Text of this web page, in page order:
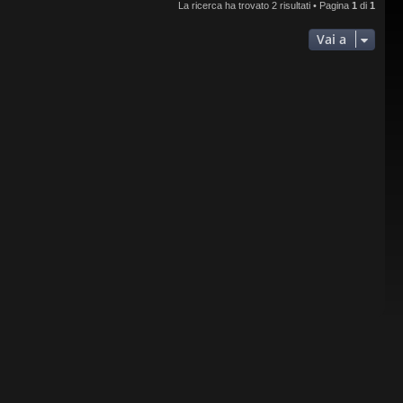
La ricerca ha trovato 2 risultati • Pagina 1 di 1
Vai a